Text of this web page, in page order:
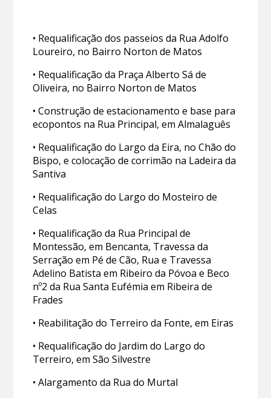
• Requalificação dos passeios da Rua Adolfo
Loureiro, no Bairro Norton de Matos
• Requalificação da Praça Alberto Sá de
Oliveira, no Bairro Norton de Matos
• Construção de estacionamento e base para
ecopontos na Rua Principal, em Almalaguês
• Requalificação do Largo da Eira, no Chão do
Bispo, e colocação de corrimão na Ladeira da
Santiva
• Requalificação do Largo do Mosteiro de
Celas
• Requalificação da Rua Principal de
Montessão, em Bencanta, Travessa da
Serração em Pé de Cão, Rua e Travessa
Adelino Batista em Ribeiro da Póvoa e Beco
nº2 da Rua Santa Eufémia em Ribeira de
Frades
• Reabilitação do Terreiro da Fonte, em Eiras
• Requalificação do Jardim do Largo do
Terreiro, em São Silvestre
• Alargamento da Rua do Murtal